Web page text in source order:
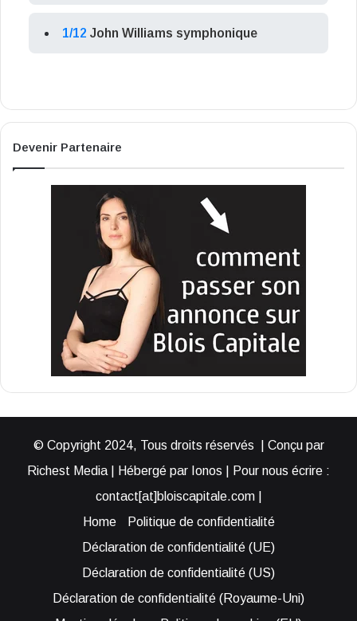
1/12 John Williams symphonique
Devenir Partenaire
© Copyright 2024, Tous droits réservés | Conçu par
Richest Media | Hébergé par Ionos | Pour nous écrire :
contact[at]bloiscapitale.com |
Home
Politique de confidentialité
Déclaration de confidentialité (UE)
Déclaration de confidentialité (US)
Déclaration de confidentialité (Royaume-Uni)